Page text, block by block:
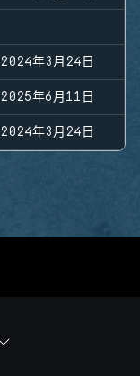
2024年3月24日
2025年6月11日
2024年3月24日